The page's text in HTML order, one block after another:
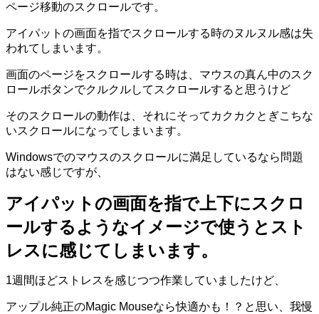
ページ移動のスクロールです。
アイパットの画面を指でスクロールする時のヌルヌル感は失
われてしまいます。
画面のページをスクロールする時は、マウスの真ん中のスク
ロールボタンでクルクルしてスクロールすると思うけど
そのスクロールの動作は、それにそってカクカクとぎこちな
いスクロールになってしまいます。
Windowsでのマウスのスクロールに満足しているなら問題
はない感じですが、
アイパットの画面を指で上下にスクロ
ールするようなイメージで使うとスト
レスに感じてしまいます。
1週間ほどストレスを感じつつ作業していましたけど、
アップル純正のMagic Mouseなら快適かも！？と思い、我慢